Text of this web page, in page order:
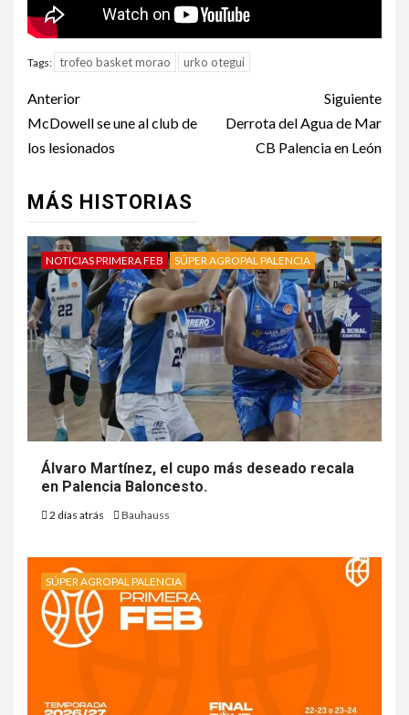
Tags: trofeo basket morao urko otegui
Anterior
McDowell se une al club de
los lesionados
Siguiente
Derrota del Agua de Mar
CB Palencia en León
MÁS HISTORIAS
NOTICIAS PRIMERA FEB SÚPER AGROPAL PALENCIA
Álvaro Martínez, el cupo más deseado recala
en Palencia Baloncesto.
2 días atrás Bauhauss
SÚPER AGROPAL PALENCIA